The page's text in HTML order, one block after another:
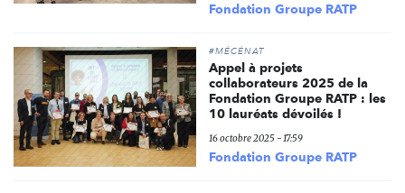
Fondation Groupe RATP
#MÉCÉNAT
Appel à projets
collaborateurs 2025 de la
Fondation Groupe RATP : les
10 lauréats dévoilés !
16 octobre 2025 - 17:59
Fondation Groupe RATP